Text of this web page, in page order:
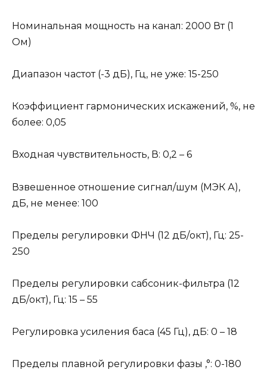
Номинальная мощность на канал: 2000 Вт (1
Ом)
Диапазон частот (-3 дБ), Гц, не уже: 15-250
Коэффициент гармонических искажений, %, не
более: 0,05
Входная чувствительность, В: 0,2 – 6
Взвешенное отношение сигнал/шум (МЭК А),
дБ, не менее: 100
Пределы регулировки ФНЧ (12 дБ/окт), Гц: 25-
250
Пределы регулировки сабсоник-фильтра (12
дБ/окт), Гц: 15 – 55
Регулировка усиления баса (45 Гц), дБ: 0 – 18
Пределы плавной регулировки фазы ,°: 0-180